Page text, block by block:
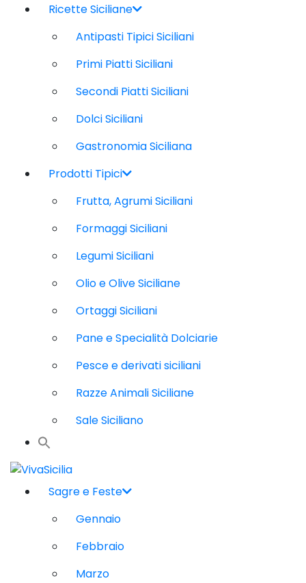
Ricette Siciliane
Antipasti Tipici Siciliani
Primi Piatti Siciliani
Secondi Piatti Siciliani
Dolci Siciliani
Gastronomia Siciliana
Prodotti Tipici
Frutta, Agrumi Siciliani
Formaggi Siciliani
Legumi Siciliani
Olio e Olive Siciliane
Ortaggi Siciliani
Pane e Specialità Dolciarie
Pesce e derivati siciliani
Razze Animali Siciliane
Sale Siciliano
Sagre e Feste
Gennaio
Febbraio
Marzo